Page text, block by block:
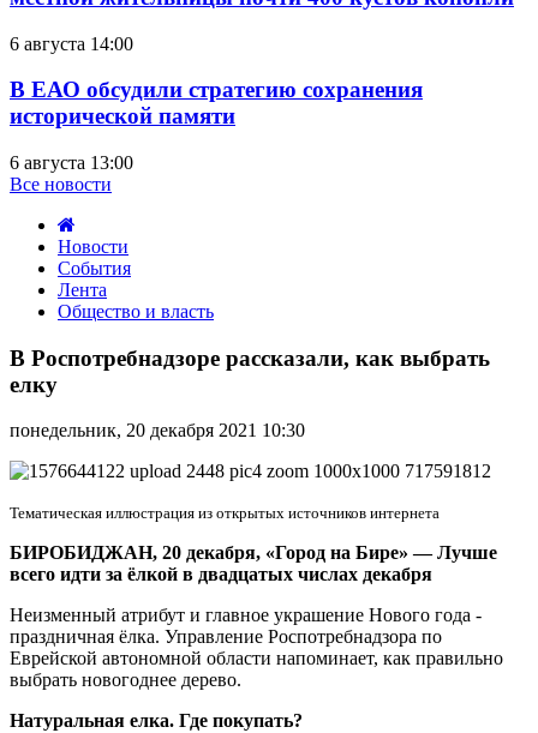
6 августа 14:00
В ЕАО обсудили стратегию сохранения
исторической памяти
6 августа 13:00
Все новости
Новости
События
Лента
Общество и власть
Роспотребнадзоре
рассказали,
елку
В Роспотребнадзоре рассказали, как выбрать
елку
понедельник, 20 декабря 2021 10:30
Тематическая иллюстрация из открытых источников интернета
БИРОБИДЖАН, 20 декабря, «Город на Бире» —Лучше
всего идти за ёлкой в двадцатых числах декабря
Неизменный атрибут и главное украшение Нового года -
праздничная ёлка. Управление Роспотребнадзора по
Еврейской автономной области напоминает, как правильно
выбрать новогоднее дерево.
Натуральная елка. Где покупать?